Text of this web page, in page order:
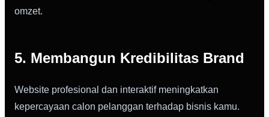
omzet.
5. Membangun Kredibilitas Brand
Website profesional dan interaktif meningkatkan
kepercayaan calon pelanggan terhadap bisnis kamu.